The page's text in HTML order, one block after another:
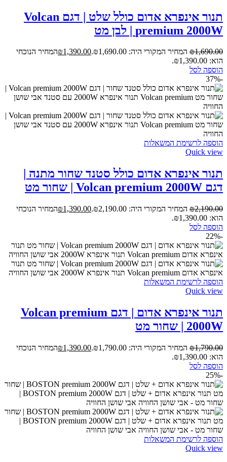
תנור אינפרא אדום כולל שלט | דגם Volcan
premium 2000W | לבן מט
₪1,690.00 המחיר המקורי היה: ₪1,690.00. ₪1,390.00
המחיר הנוכחי
הוא: ₪1,390.00.
הוספה לסל
-37%
הוספה לרשימת המשאלות
Quick view
תנור אינפרא אדום כולל סטנד שחור מתנה |
דגם Volcan premium 2000W | שחור מט
₪2,190.00 המחיר המקורי היה: ₪2,190.00. ₪1,390.00
המחיר הנוכחי
הוא: ₪1,390.00.
הוספה לסל
-22%
הוספה לרשימת המשאלות
Quick view
תנור אינפרא אדום | דגם Volcan premium
2000W | שחור מט
₪1,790.00 המחיר המקורי היה: ₪1,790.00. ₪1,390.00
המחיר הנוכחי
הוא: ₪1,390.00.
הוספה לסל
-25%
הוספה לרשימת המשאלות
Quick view